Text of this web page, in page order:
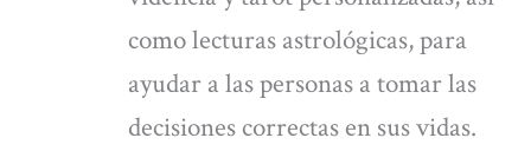
como lecturas astrológicas, para
ayudar a las personas a tomar las
decisiones correctas en sus vidas.